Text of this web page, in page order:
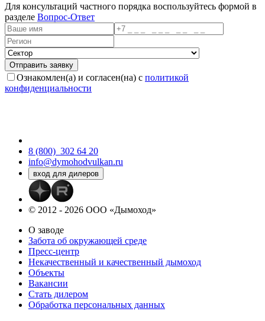
Для консультаций частного порядка воспользуйтесь формой в
разделе Вопрос-Ответ
Ознакомлен(а) и согласен(на) с политикой
конфиденциальности
8 (800) 302 64 20
info@dymohodvulkan.ru
© 2012 - 2026 ООО «Дымоход»
О заводе
Забота об окружающей среде
Пресс-центр
Некачественный и качественный дымоход
Объекты
Вакансии
Стать дилером
Обработка персональных данных